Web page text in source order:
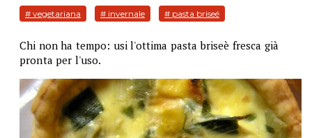
# vegetariana # invernale # pasta briseé
Chi non ha tempo: usi l'ottima pasta briseè fresca già
pronta per l'uso.